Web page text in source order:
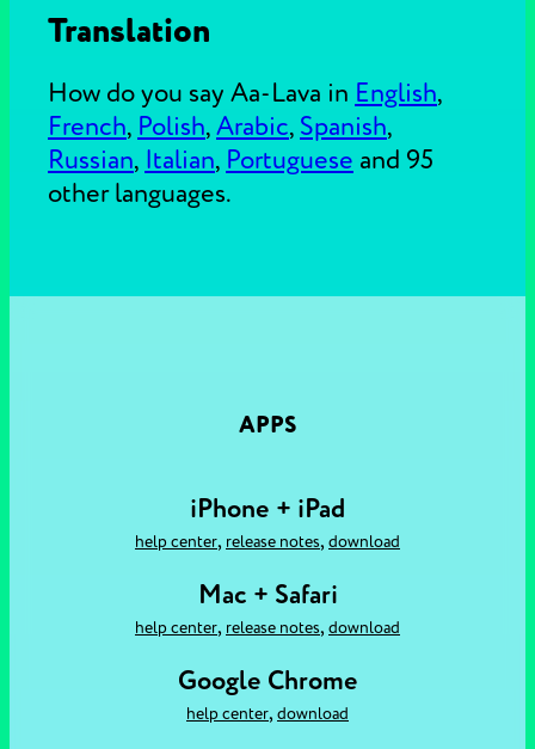
Translation
How do you say Aa-Lava in English,
French, Polish,Arabic, Spanish,
Russian, Italian, Portuguese and 95
other languages.
APPS
iPhone + iPad
help center, release notes, download
Mac + Safari
help center, release notes, download
Google Chrome
help center, download